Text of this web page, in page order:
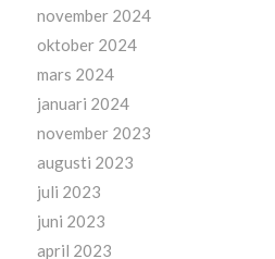
november 2024
oktober 2024
mars 2024
januari 2024
november 2023
augusti 2023
juli 2023
juni 2023
april 2023